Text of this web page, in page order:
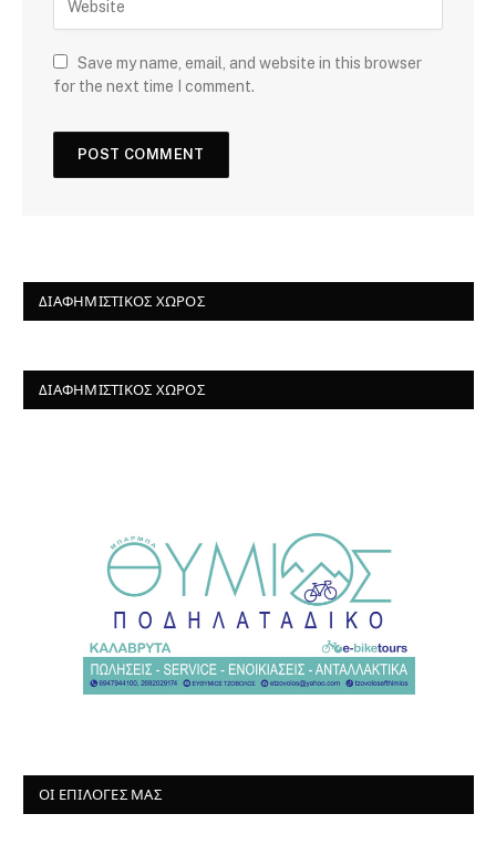
Save my name, email, and website in this browser
for the next time I comment.
ΔΙΑΦΗΜΙΣΤΙΚΌΣ ΧΏΡΟΣ
ΔΙΑΦΗΜΙΣΤΙΚΌΣ ΧΏΡΟΣ
ΟΙ ΕΠΙΛΟΓΈΣ ΜΑΣ